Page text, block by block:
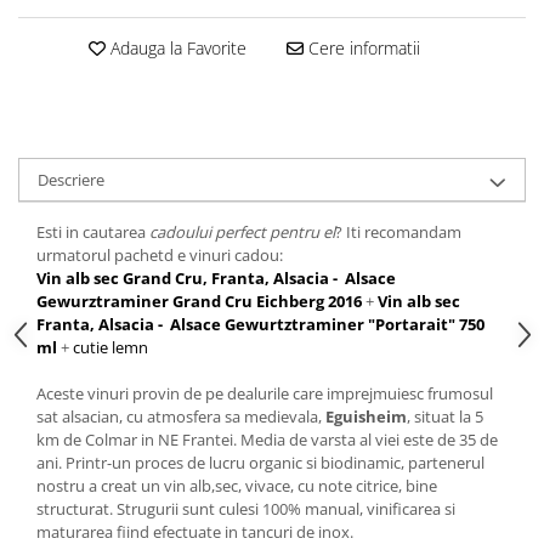
Adauga la Favorite Cere informatii
Descriere
Esti in cautarea cadoului perfect pentru el? Iti recomandam
urmatorul pachetd e vinuri cadou:
Vin alb sec Grand Cru, Franta, Alsacia - Alsace
Gewurztraminer Grand Cru Eichberg 2016+Vin alb sec
Franta, Alsacia - Alsace Gewurtztraminer "Portarait" 750
ml +cutie lemn
Aceste vinuri provin de pe dealurile care imprejmuiesc frumosul
sat alsacian, cu atmosfera sa medievala, Eguisheim, situat la 5
km de Colmar in NE Frantei. Media de varsta al viei este de 35 de
ani. Printr-un proces de lucru organic si biodinamic, partenerul
nostru a creat un vin alb,sec, vivace, cu note citrice, bine
structurat. Strugurii sunt culesi 100% manual, vinificarea si
maturarea fiind efectuate in tancuri de inox.